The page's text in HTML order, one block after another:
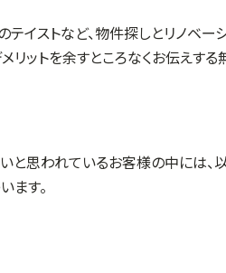
イストなど、物件探しとリノベー
メリットを余すところなくお伝えする
と思われているお客様の中には、
ます。